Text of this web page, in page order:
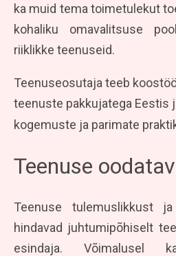
ka muid tema toimetulekut
kohaliku omavalitsuse
riiklikke teenuseid.
Teenuseosutaja teeb
teenuste pakkujatega Eestis
kogemuste ja parimate
Teenuse
Teenuse tulemuslikkust
hindavad juhtumipõhiselt
esindaja. Võimalusel